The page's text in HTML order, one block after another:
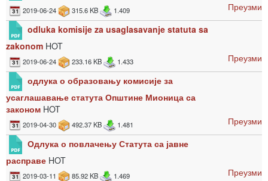
2019-06-24 315.6 KB 1.409
Преузми
odluka komisije za usaglasavanje statuta sa
zakonom HOT
2019-06-24 233.16 KB 1.433
Преузми
одлука о образовању комисије за
усаглашавање статута Општине Мионица са
законом HOT
2019-04-30 492.37 KB 1.481
Преузми
Одлука о повлачењу Статута са јавне
расправе HOT
2019-03-11 85.92 KB 1.469
Преузми